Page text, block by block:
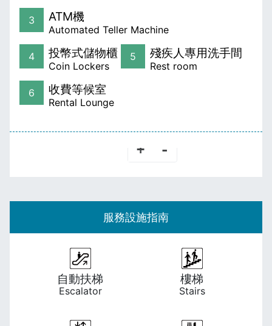
3 ATM機
Automated Teller Machine
4 投幣式儲物櫃
Coin Lockers
5 殘疾人專用洗手間
Rest room
6 收費等候室
Rental Lounge
+ -
服務設施指南
自動扶梯
Escalator
樓梯
Stairs